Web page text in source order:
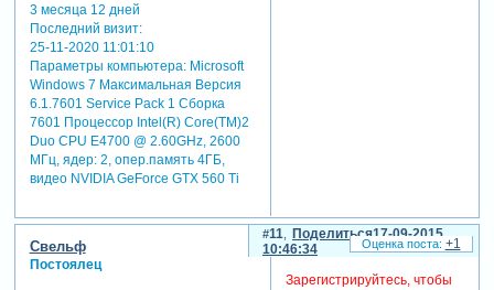
3 месяца 12 дней
Последний визит:
25-11-2020 11:01:10
Параметры компьютера:Microsoft
Windows 7 Максимальная Версия
6.1.7601 Service Pack 1 Сборка
7601 Процессор Intel(R) Core(TM)2
Duo CPU E4700 @ 2.60GHz, 2600
МГц, ядер: 2, опер.память 4ГБ,
видео NVIDIA GeForce GTX 560 Ti
Поделиться
11
17-09-2015
10:46:34
Свельф
Постоялец
Зарегистрируйтесь, чтобы
+1